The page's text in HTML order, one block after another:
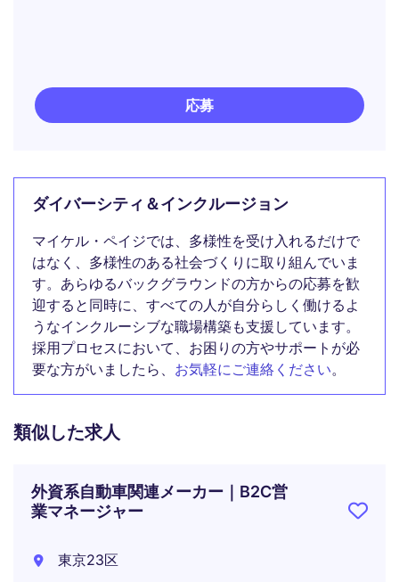
応募
ダイバーシティ＆インクルージョン
マイケル・ペイジでは、多様性を受け入れるだけで
はなく、多様性のある社会づくりに取り組んでいま
す。あらゆるバックグラウンドの方からの応募を歓
迎すると同時に、すべての人が自分らしく働けるよ
うなインクルーシブな職場構築も支援しています。
採用プロセスにおいて、お困りの方やサポートが必
要な方がいましたら、 お気軽にご連絡ください。
類似した求人
外資系自動車関連メーカー｜B2C営
業マネージャー
東京23区